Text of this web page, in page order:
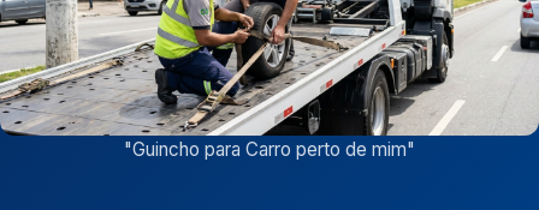
"Guincho para Carro perto de mim"